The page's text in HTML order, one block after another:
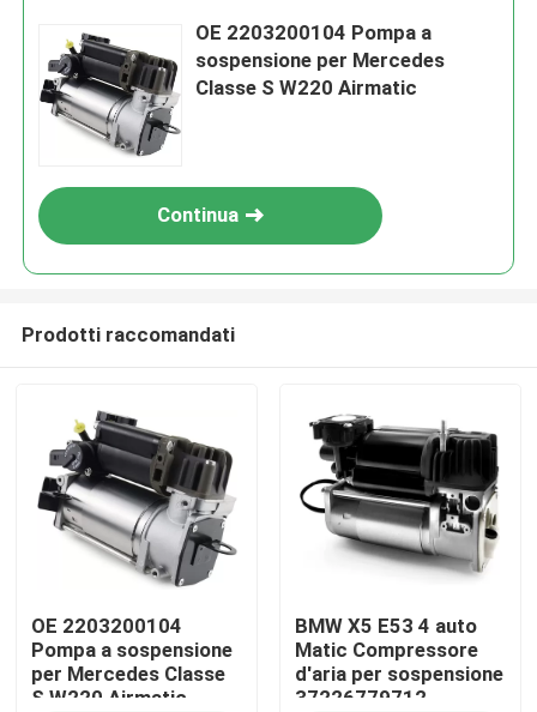
Prodotti
OE 2203200104 Pompa a
sospensione per Mercedes
Classe S W220 Airmatic
Continua
Prodotti raccomandati
OE 2203200104
Pompa a sospensione
per Mercedes Classe
S W220 Airmatic
BMW X5 E53 4 auto
Matic Compressore
d'aria per sospensione
37226779712